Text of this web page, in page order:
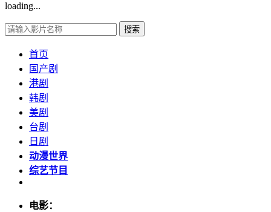
loading...
搜索
首页
国产剧
港剧
韩剧
美剧
台剧
日剧
动漫世界
综艺节目
电影：